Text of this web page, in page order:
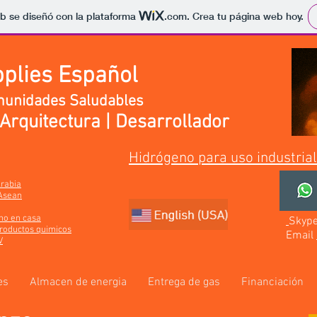
se diseñó con la plataforma .com. Crea tu página web hoy.
Español
Saludables
| Desarrollador
Hidrógeno para uso industrial
en casa
quimicos
Email
Almacen de energia Entrega de gas Financiación